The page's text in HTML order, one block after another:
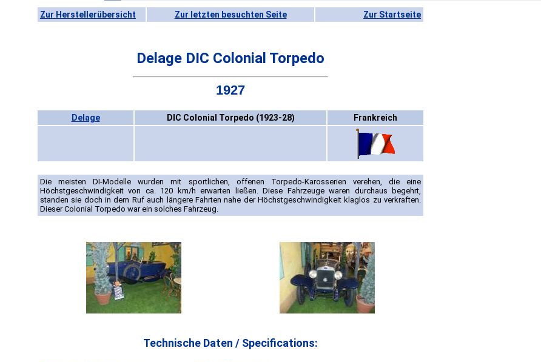
Zur Herstellerübersicht Zur letzten besuchten Seite Zur Startseite
Delage DIC Colonial Torpedo
1927
Delage DIC Colonial Torpedo (1923-28) Frankreich
Die meisten DI-Modelle wurden mit sportlichen, offenen Torpedo-Karosserien verehen, die eine
Höchstgeschwindigkeit von ca. 120 km/h erwarten ließen. Diese Fahrzeuge waren durchaus begehrt,
standen sie doch in dem Ruf auch längere Fahrten nahe der Höchstgeschwindigkeit klaglos zu verkraften.
Dieser Colonial Torpedo war ein solches Fahrzeug.
Technische Daten / Specifications: